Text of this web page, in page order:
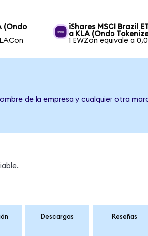
(Ondo
iShares MSCI Brazil
a KLA (Ondo
1 EWZon equivale a
de la empresa y cualquier otra
Descargas Reseñas